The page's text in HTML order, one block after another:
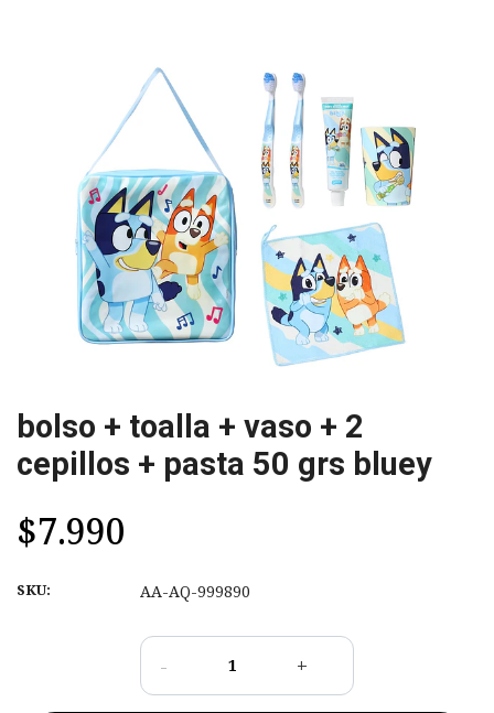
bolso + toalla + vaso + 2
cepillos + pasta 50 grs bluey
$7.990
SKU: AA-AQ-999890
- +